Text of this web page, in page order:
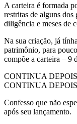
A carteira é formada
restritas de alguns dos
diligência e meses de
Na sua criação, já
patrimônio, para
compõe a carteira – 9
CONTINUA
CONTINUA
Confesso que não
após seu lançamento.